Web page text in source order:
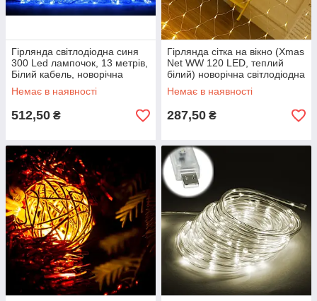
Гірлянда світлодіодна синя
300 Led лампочок, 13 метрів,
Білий кабель, новорічна
гірлянда | гирлянда на елку
Немає в наявності
512,50 ₴
Гірлянда сітка на вікно (Xmas
Net WW 120 LED, теплий
білий) новорічна світлодіодна
ЛІД (новорічні гірлянди)
Немає в наявності
287,50 ₴